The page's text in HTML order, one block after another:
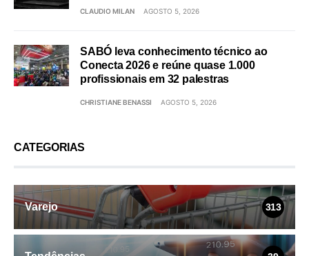
CLAUDIO MILAN AGOSTO 5, 2026
SABÓ leva conhecimento técnico ao
Conecta 2026 e reúne quase 1.000
profissionais em 32 palestras
CHRISTIANE BENASSI AGOSTO 5, 2026
CATEGORIAS
Varejo 313